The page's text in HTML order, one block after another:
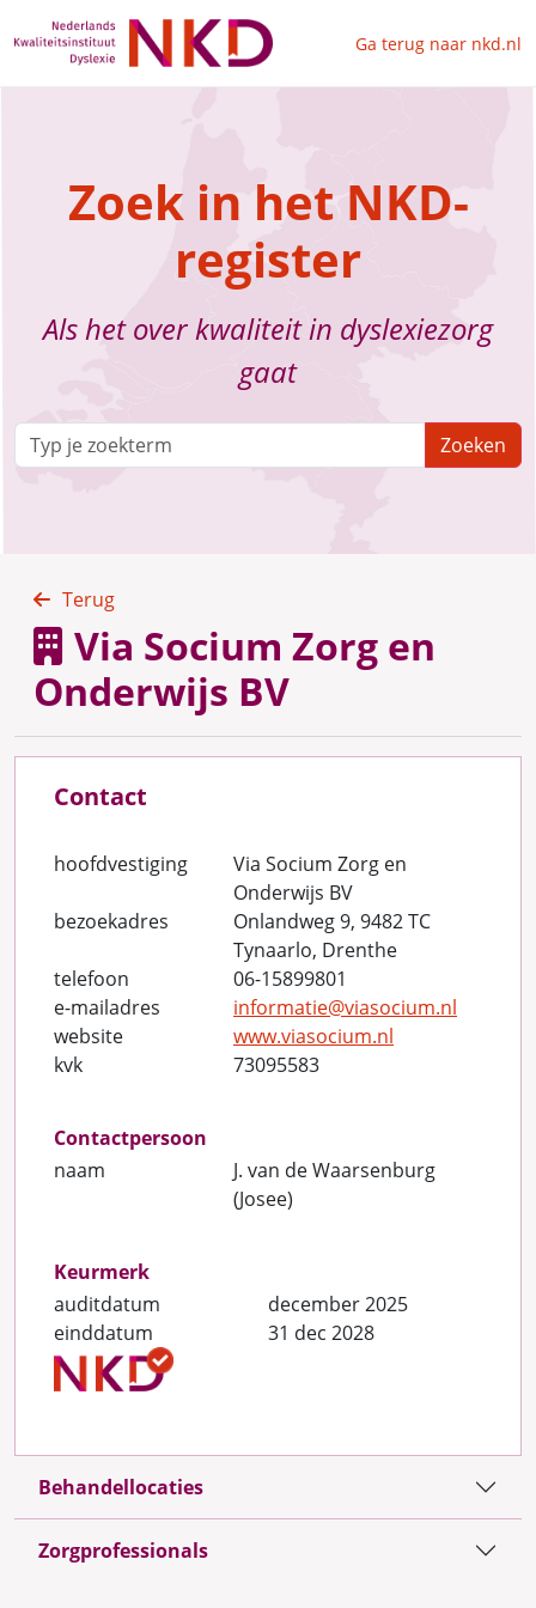
Ga terug naar nkd.nl
Zoek in het NKD-
register
Als het over kwaliteit in dyslexiezorg
gaat
Zoeken
Terug
Via Socium Zorg en
Onderwijs BV
Contact
hoofdvestiging
Via Socium Zorg en
Onderwijs BV
bezoekadres
Onlandweg 9, 9482 TC
Tynaarlo, Drenthe
telefoon
06-15899801
e-mailadres
informatie@viasocium.nl
website
www.viasocium.nl
kvk
73095583
Contactpersoon
naam
J. van de Waarsenburg
(Josee)
Keurmerk
auditdatum
december 2025
einddatum
31 dec 2028
Behandellocaties
Zorgprofessionals